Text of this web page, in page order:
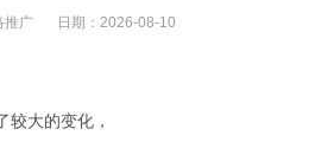
推广 日期： 2026-08-10
较大的变化，